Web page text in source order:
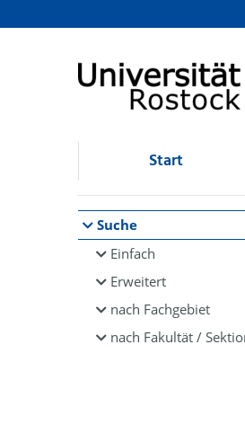
Browsen
direkt zum Inhalt
Start
Suche
Einfach
Erweitert
nach Fachgebiet
nach Fakultät /